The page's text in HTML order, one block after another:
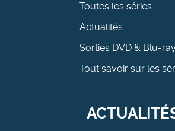
Toutes les séries
Actualités
Sorties DVD & Blu-
Tout savoir sur les